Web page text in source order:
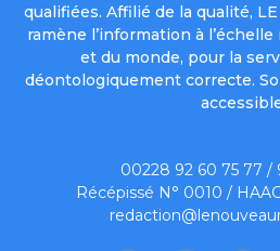
qualifiées. Affilié de la qualité,
ramène l’information à
et du monde, pour la
déontologiquement correcte.
00228 92 60 75 77 /
Récépissé N° 0010 /